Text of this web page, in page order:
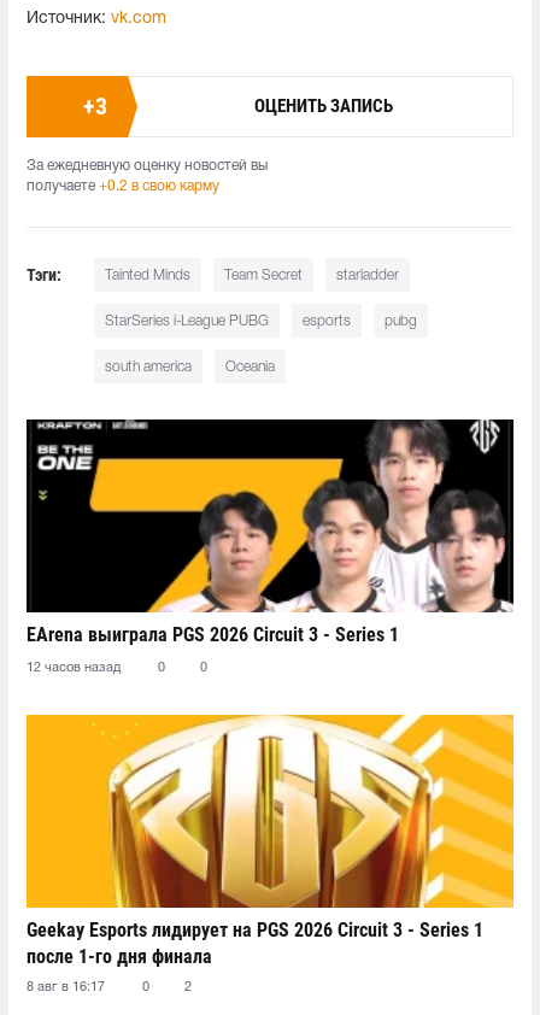
Источник: vk.com
+3 ОЦЕНИТЬ ЗАПИСЬ
За ежедневную оценку новостей вы
получаете +0.2 в свою карму
Тэги: Tainted Minds Team Secret starladder
StarSeries i-League PUBG esports pubg
south america Oceania
EArena выиграла PGS 2026 Circuit 3 - Series 1
12 часов назад 0 0
Geekay Esports лидирует на PGS 2026 Circuit 3 - Series 1
после 1-го дня финала
8 авг в 16:17 0 2